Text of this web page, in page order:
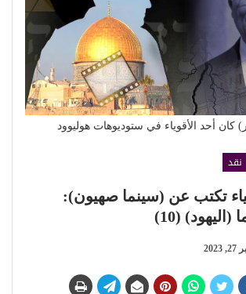
كان أحد الأقوياء في ستوديوهات هوليوود
نقد
تكتب عن (سينما صهيون):
(اليهود) (10)